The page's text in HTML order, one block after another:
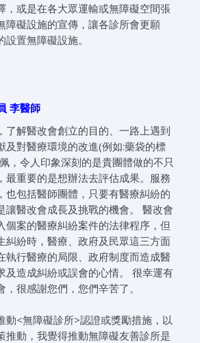
，或是在各大眾運輸或無障礙空間張
障礙設施的宣傳，讓各診所會更願
置無障礙設施。
李醫師
了解醫改會創立的目的、一路上遇到
及對醫療環境的改進(例如:藥袋的標
，令人印象深刻的是貴團體做的不只
最重要的是想辦法去評估成果。服務
也包括醫師團體，只要有醫療糾紛的
讓醫改會成長及挑戰的機會。 醫改會
個案的醫療糾紛案件的法律程序，但
糾紛時，醫療、政府及民眾這三方面
執行醫療的局限、政府制度而造成醫
及造成糾紛或誤會的心情。 很幸運有
很感謝您們，您們辛苦了。
動<無障礙診所>認證或獎勵措施，以
推動，我覺得推動無障礙友善診所是